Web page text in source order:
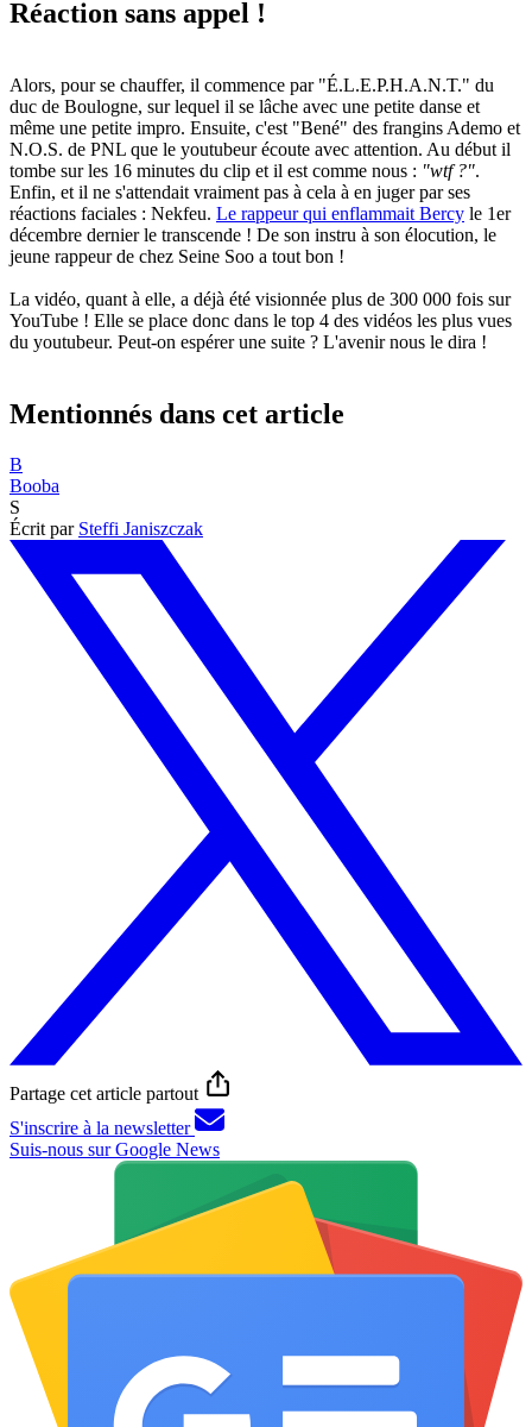
Réaction sans appel !
Alors, pour se chauffer, il commence par "É.L.E.P.H.A.N.T." du
duc de Boulogne, sur lequel il se lâche avec une petite danse et
même une petite impro. Ensuite, c'est "Bené" des frangins Ademo et
N.O.S. de PNL que le youtubeur écoute avec attention. Au début il
tombe sur les 16 minutes du clip et il est comme nous : "wtf ?".
Enfin, et il ne s'attendait vraiment pas à cela à en juger par ses
réactions faciales : Nekfeu. Le rappeur qui enflammait Bercy le 1er
décembre dernier le transcende ! De son instru à son élocution, le
jeune rappeur de chez Seine Soo a tout bon !
La vidéo, quant à elle, a déjà été visionnée plus de 300 000 fois sur
YouTube ! Elle se place donc dans le top 4 des vidéos les plus vues
du youtubeur. Peut-on espérer une suite ? L'avenir nous le dira !
Mentionnés dans cet article
B
Booba
S
Écrit par Steffi Janiszczak
Partage cet article partout
S'inscrire à la newsletter
Suis-nous sur Google News